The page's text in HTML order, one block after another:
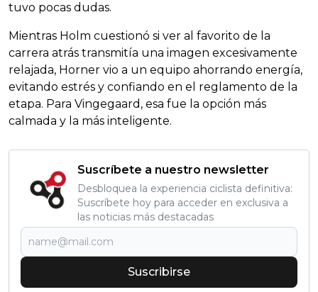
tuvo pocas dudas.
Mientras Holm cuestionó si ver al favorito de la
carrera atrás transmitía una imagen excesivamente
relajada, Horner vio a un equipo ahorrando energía,
evitando estrés y confiando en el reglamento de la
etapa. Para Vingegaard, esa fue la opción más
calmada y la más inteligente.
Suscríbete a nuestro newsletter
Desbloquea la experiencia ciclista definitiva:
Suscríbete hoy para acceder en exclusiva a
las noticias más destacadas
Suscribirse